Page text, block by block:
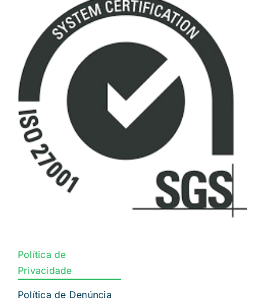
Política de
Privacidade
Política de Denúncia